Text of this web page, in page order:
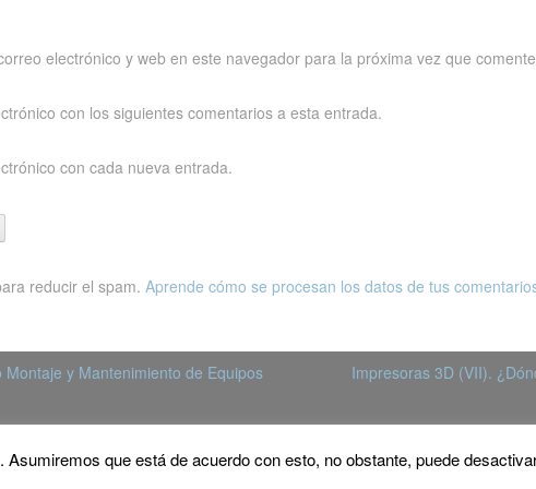
electrónico y web en este navegador para la próxima vez que
con los siguientes comentarios a esta entrada.
con cada nueva entrada.
reducir el spam. Aprende cómo se procesan los datos de tus
y Mantenimiento de Equipos Impresoras 3D (VII).
Gridster byThemeFurnace.
que está de acuerdo con esto, no obstante, puede